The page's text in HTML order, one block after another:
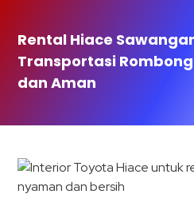
Rental Hiace
Transportasi
dan Aman